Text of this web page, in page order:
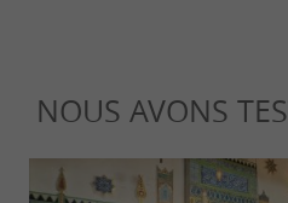
NOUS AVONS